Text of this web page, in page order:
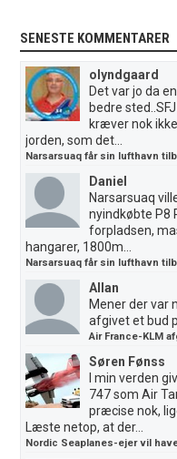
SENESTE KOMMENTARER
olyndgaard
Det var jo da
bedre
kræver nok
jorden, som det...
Narsarsuaq får sin lufthavn
Daniel
Narsarsuaq
nyindkøbte P8
forpladsen,
hangarer, 1800m...
Narsarsuaq får sin lufthavn
Allan
Mener der var
afgivet et bud
Air France-KLM
Søren Fønss
I min verden
747 som Air
præcise nok,
Læste netop, at der...
Nordic Seaplanes-ejer vil